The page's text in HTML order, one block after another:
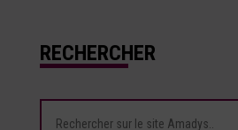
RECHERCHER